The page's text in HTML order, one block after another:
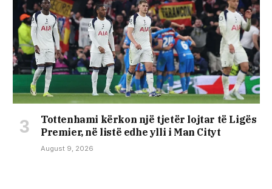
Tottenhami kërkon një tjetër lojtar të Ligës
Premier, në listë edhe ylli i Man Cityt
August 9, 2026